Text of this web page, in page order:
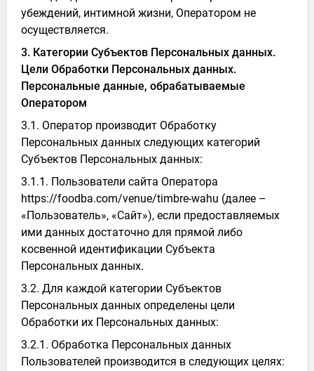
убеждений, интимной жизни, Оператором не
осуществляется.
3. Категории Субъектов Персональных данных.
Цели Обработки Персональных данных.
Персональные данные, обрабатываемые
Оператором
3.1. Оператор производит Обработку
Персональных данных следующих категорий
Субъектов Персональных данных:
3.1.1. Пользователи сайта Оператора
https://foodba.com/venue/timbre-wahu (далее –
«Пользователь», «Сайт»), если предоставляемых
ими данных достаточно для прямой либо
косвенной идентификации Субъекта
Персональных данных.
3.2. Для каждой категории Субъектов
Персональных данных определены цели
Обработки их Персональных данных:
3.2.1. Обработка Персональных данных
Пользователей производится в следующих целях: